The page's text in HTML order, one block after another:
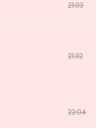
21:03
21:32
22:04